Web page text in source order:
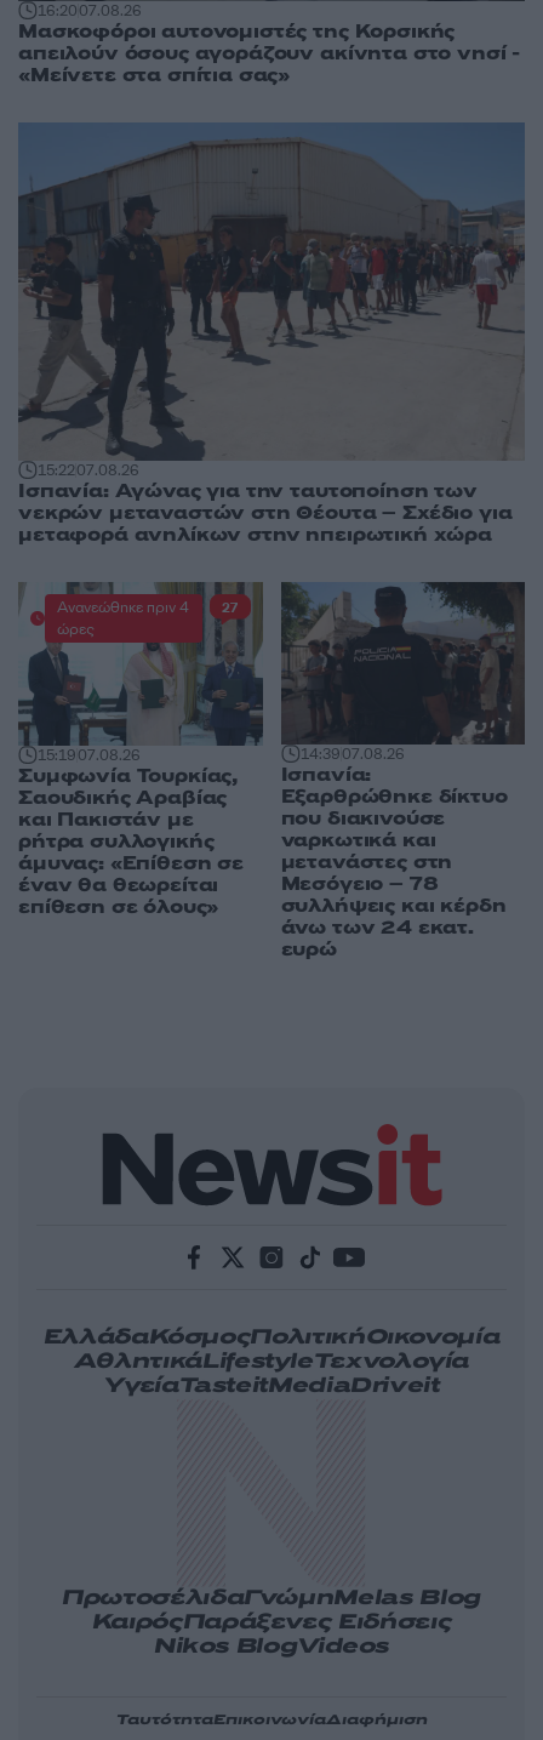
16:2007.08.26
Μασκοφόροι αυτονομιστές της Κορσικής
απειλούν όσους αγοράζουν ακίνητα στο νησί -
«Μείνετε στα σπίτια σας»
15:2207.08.26
Ισπανία: Αγώνας για την ταυτοποίηση των
νεκρών μεταναστών στη Θέουτα – Σχέδιο για
μεταφορά ανηλίκων στην ηπειρωτική χώρα
15:1907.08.26
Συμφωνία Τουρκίας,
Σαουδικής Αραβίας
και Πακιστάν με
ρήτρα συλλογικής
άμυνας: «Επίθεση σε
έναν θα θεωρείται
επίθεση σε όλους»
Ανανεώθηκε πριν 4
ώρες
27
14:3907.08.26
Ισπανία:
Εξαρθρώθηκε δίκτυο
που διακινούσε
ναρκωτικά και
μετανάστες στη
Μεσόγειο – 78
συλλήψεις και κέρδη
άνω των 24 εκατ.
ευρώ
ΕλλάδαΚόσμοςΠολιτικήΟικονομία
ΑθλητικάLifestyleΤεχνολογία
ΥγείαTasteitMediaDriveit
ΠρωτοσέλιδαΓνώμηMelas Blog
ΚαιρόςΠαράξενες Ειδήσεις
Nikos BlogVideos
ΤαυτότηταΕπικοινωνίαΔιαφήμιση